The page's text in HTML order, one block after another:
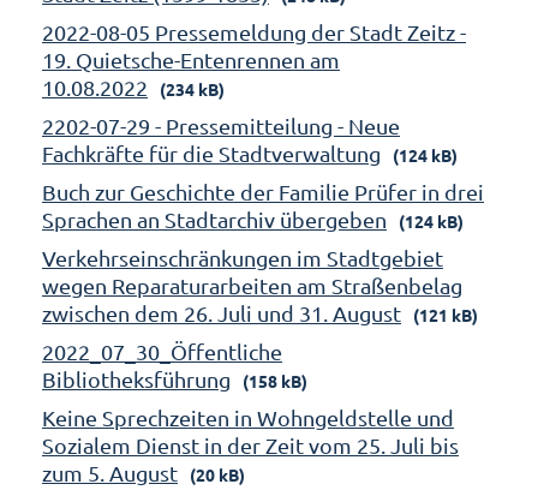
2022-08-05 Pressemeldung der Stadt Zeitz -
19. Quietsche-Entenrennen am
10.08.2022
(234 kB)
2202-07-29 - Pressemitteilung - Neue
Fachkräfte für die Stadtverwaltung
(124 kB)
Buch zur Geschichte der Familie Prüfer in drei
Sprachen an Stadtarchiv übergeben
(124 kB)
Verkehrseinschränkungen im Stadtgebiet
wegen Reparaturarbeiten am Straßenbelag
zwischen dem 26. Juli und 31. August
(121 kB)
2022_07_30_Öffentliche
Bibliotheksführung
(158 kB)
Keine Sprechzeiten in Wohngeldstelle und
Sozialem Dienst in der Zeit vom 25. Juli bis
zum 5. August
(20 kB)